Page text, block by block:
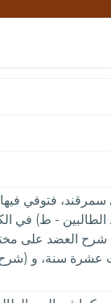
سمرقند،
- ط) في
شرح العضد
سنة، و